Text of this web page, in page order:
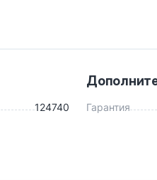
124740 Гарантия